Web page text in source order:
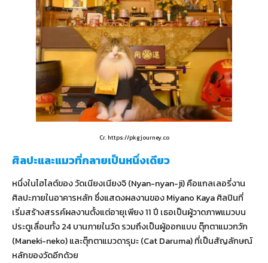
Cr. https://pkgjourney.co
ศิลปะและแมวที่กลายเป็นหนึ่งเดียว
หนึ่งในไฮไลต์ของ วัดเนียงเนียงจิ (Nyan-nyan-ji) คือแกลเลอรี่งาน
ศิลปะภายในอาคารหลัก ซึ่งแสดงผลงานของ Miyano Kaya ศิลปินที่
เริ่มสร้างสรรค์ผลงานตั้งแต่อายุเพียง 11 ปี เธอเป็นผู้วาดภาพแมวบน
ประตูเลื่อนทั้ง 24 บานภายในวัด รวมถึงเป็นผู้ออกแบบ ตุ๊กตาแมวกวัก
(Maneki-neko) และตุ๊กตาแมวดารุมะ (Cat Daruma) ที่เป็นสัญลักษณ์
หลักของวัดอีกด้วย